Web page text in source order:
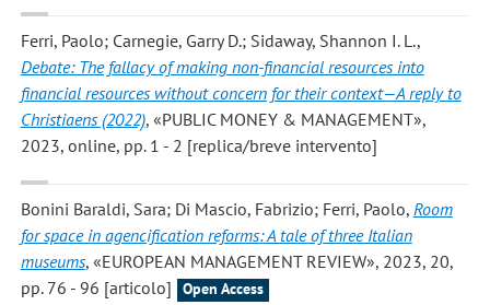
Ferri, Paolo; Carnegie, Garry D.; Sidaway, Shannon I. L.,
Debate: The fallacy of making non-financial resources into
financial resources without concern for their context—A reply to
Christiaens (2022), «PUBLIC MONEY & MANAGEMENT»,
2023, online, pp. 1 - 2 [replica/breve intervento]
Bonini Baraldi, Sara; Di Mascio, Fabrizio; Ferri, Paolo, Room
for space in agencification reforms: A tale of three Italian
museums, «EUROPEAN MANAGEMENT REVIEW», 2023, 20,
pp. 76 - 96 [articolo]
Open Access